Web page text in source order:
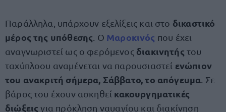
Παράλληλα, υπάρχουν εξελίξεις και στο δικαστικό
μέρος της υπόθεσης . Ο Μαροκινός που έχει
αναγνωριστεί ως ο φερόμενος διακινητήςτου
ταχύπλοου αναμένεται να παρουσιαστεί ενώπιον
του ανακριτή σήμερα, Σάββατο, το απόγευμα . Σε
βάρος του έχουν ασκηθεί κακουργηματικές
διώξεις για πρόκληση ναυαγίου και διακίνηση